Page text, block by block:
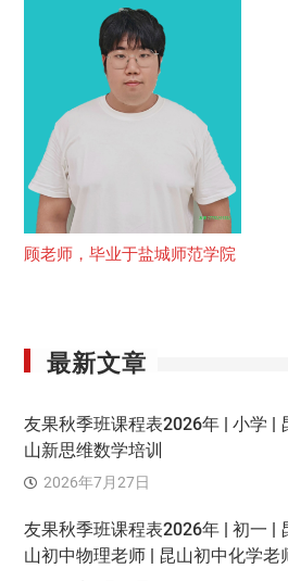
顾老师，毕业于盐城师范学院
最新文章
友果秋季班课程表2026年 | 小学 |
山新思维数学培训
2026年7月27日
友果秋季班课程表2026年 | 初一 |
山初中物理老师 | 昆山初中化学老